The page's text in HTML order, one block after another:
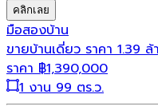
คลิกเลย
มือสองบ้าน
ขายบ้านเดี่ยว ราคา 1.39
ราคา ฿1,390,000
1 งาน 99 ตร.ว.